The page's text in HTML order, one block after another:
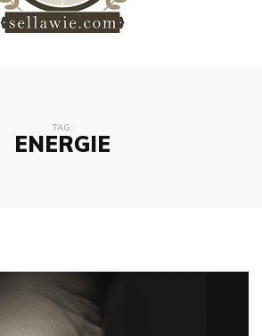
TAG:
ENERGIE